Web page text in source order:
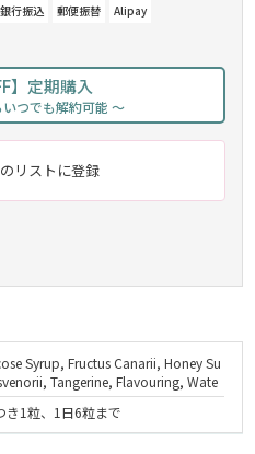
銀行振込 郵便振替
Alipay
】定期購入
つでも解約可能 ～
リストに登録
Syrup, Fructus Canarii, Honey Su
Tangerine, Flavouring, Wate
き1粒、1日6粒まで